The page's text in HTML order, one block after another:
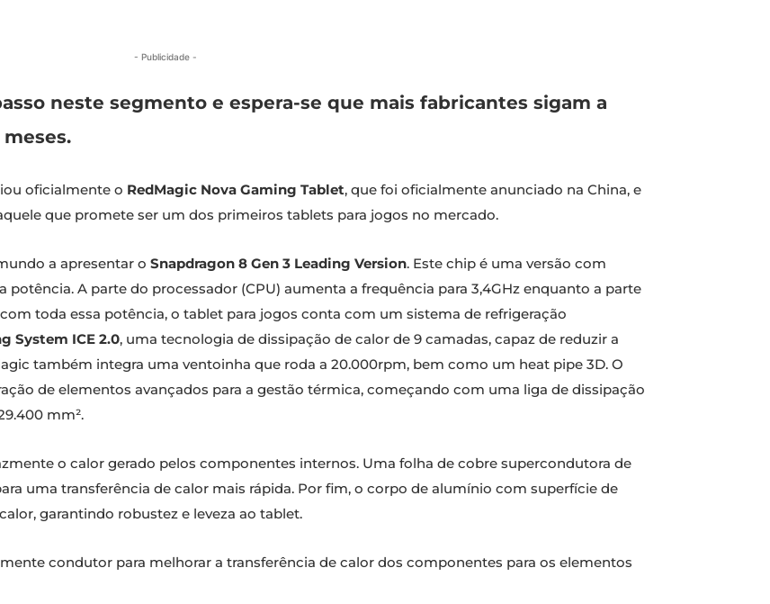
- Publicidade -
neste segmento e espera-se que mais fabricantes sigam a
oficialmente o RedMagic Nova Gaming Tablet, que foi oficialmente anunciado na China, e
que promete ser um dos primeiros tablets para jogos no mercado.
a apresentar o Snapdragon 8 Gen 3 Leading Version. Este chip é uma versão com
potência. A parte do processador (CPU) aumenta a frequência para 3,4GHz enquanto a parte
toda essa potência, o tablet para jogos conta com um sistema de refrigeração
System ICE 2.0, uma tecnologia de dissipação de calor de 9 camadas, capaz de reduzir a
também integra uma ventoinha que roda a 20.000rpm, bem como um heat pipe 3D. O
de elementos avançados para a gestão térmica, começando com uma liga de dissipação
mm².
o calor gerado pelos componentes internos. Uma folha de cobre supercondutora de
uma transferência de calor mais rápida. Por fim, o corpo de alumínio com superfície de
garantindo robustez e leveza ao tablet.
condutor para melhorar a transferência de calor dos componentes para os elementos